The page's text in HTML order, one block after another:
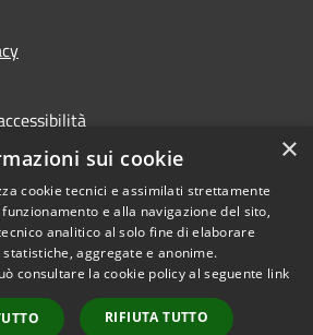
Copyright © 2026 • Comune di
Forlì • Powered by
Municipium•Accesso
redazione
×
sui cookie
cookie tecnici e assimilati strettamente
e alla navigazione del sito,
analitico al solo fine di elaborare
aggregate e anonime.
consultare la cookie policy al seguente link
RIFIUTA TUTTO